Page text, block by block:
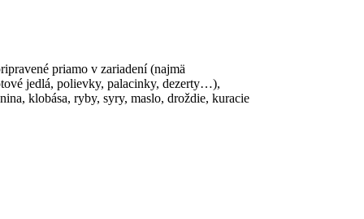
priamo v zariadení (najmä
jedlá, polievky, palacinky, dezerty…),
klobása, ryby, syry, maslo, droždie, kuracie